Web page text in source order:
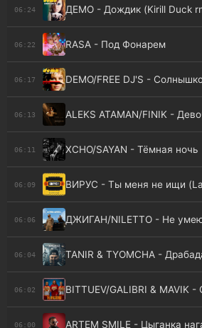
06:24 ДЕМО - Дождик (Kirill Duck
06:22 RASA - Под Фонарем
06:17 DEMO/FREE DJ'S -
06:13 ALEKS ATAMAN/FINIK -
06:11 XCHO/SAYAN - Тёмная ночь
06:09 ВИРУС - Ты меня не ищи
06:06 ДЖИГАН/NILETTO - Не умею
06:04 TANIR & TYOMCHA -
06:02 BITTUEV/GALIBRI & MAVIK
06:00 ARTEM SMILE - Цыганка